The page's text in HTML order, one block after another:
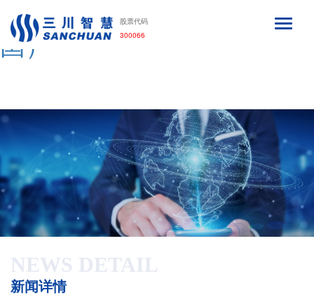
开云手机平台_开云（中
国）
股票代码
300066
NEWS DETAIL
新闻详情